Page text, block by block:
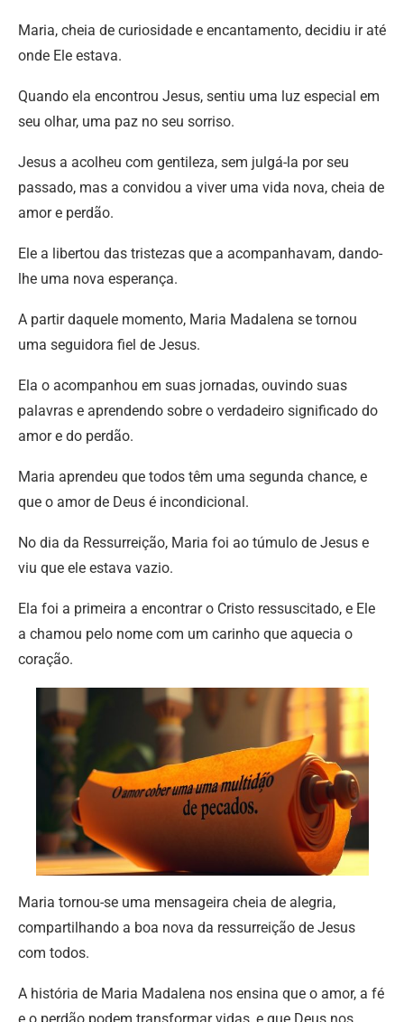
Maria, cheia de curiosidade e encantamento, decidiu ir até
onde Ele estava.
Quando ela encontrou Jesus, sentiu uma luz especial em
seu olhar, uma paz no seu sorriso.
Jesus a acolheu com gentileza, sem julgá-la por seu
passado, mas a convidou a viver uma vida nova, cheia de
amor e perdão.
Ele a libertou das tristezas que a acompanhavam, dando-
lhe uma nova esperança.
A partir daquele momento, Maria Madalena se tornou
uma seguidora fiel de Jesus.
Ela o acompanhou em suas jornadas, ouvindo suas
palavras e aprendendo sobre o verdadeiro significado do
amor e do perdão.
Maria aprendeu que todos têm uma segunda chance, e
que o amor de Deus é incondicional.
No dia da Ressurreição, Maria foi ao túmulo de Jesus e
viu que ele estava vazio.
Ela foi a primeira a encontrar o Cristo ressuscitado, e Ele
a chamou pelo nome com um carinho que aquecia o
coração.
Maria tornou-se uma mensageira cheia de alegria,
compartilhando a boa nova da ressurreição de Jesus
com todos.
A história de Maria Madalena nos ensina que o amor, a fé